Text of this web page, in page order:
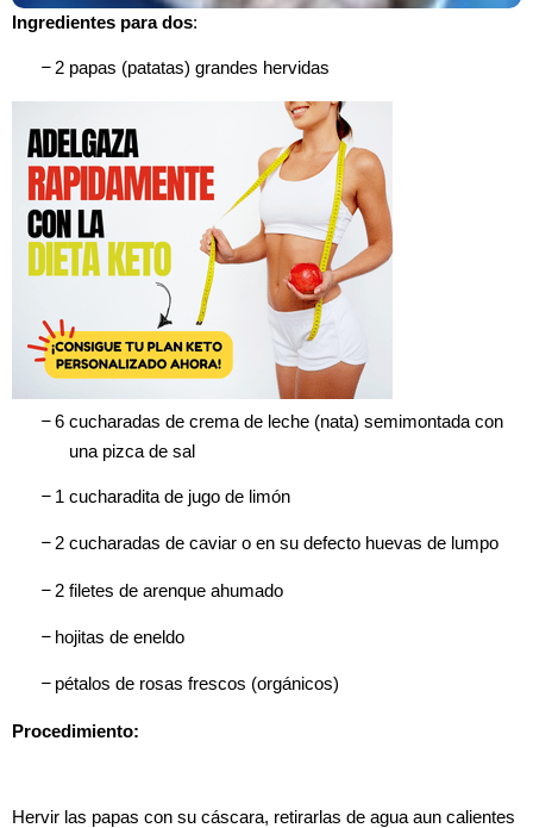
Ingredientes para dos:
– 2 papas (patatas) grandes hervidas
–6 cucharadas de crema de leche (nata) semimontada con
una pizca de sal
– 1 cucharadita de jugo de limón
–2 cucharadas de caviar o en su defecto huevas de lumpo
– 2 filetes de arenque ahumado
– hojitas de eneldo
– pétalos de rosas frescos (orgánicos)
Procedimiento:
Hervir las papas con su cáscara, retirarlas de agua aun calientes